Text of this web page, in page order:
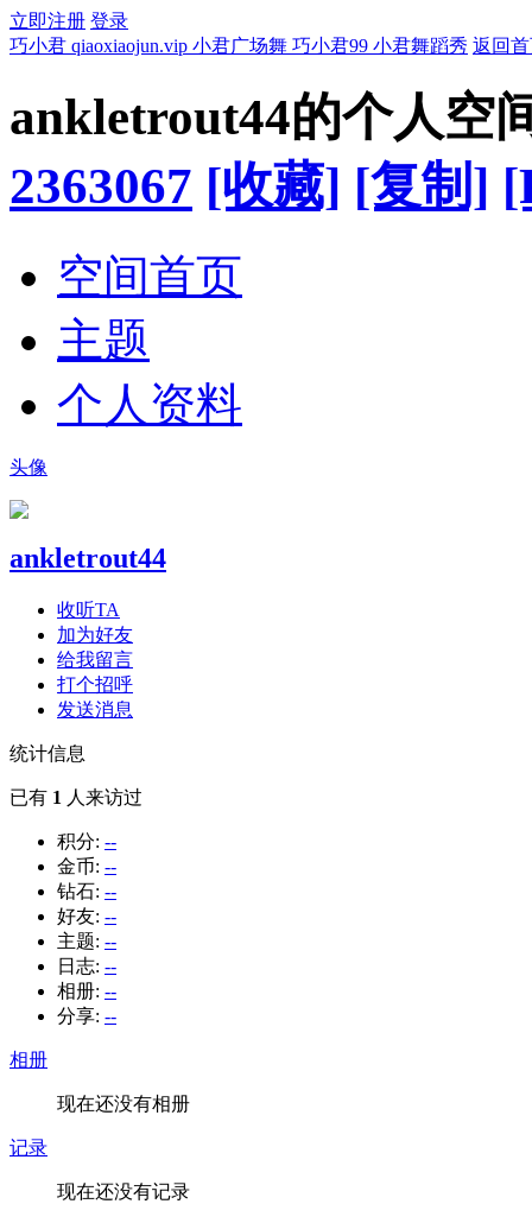
立即注册 登录
巧小君 qiaoxiaojun.vip 小君广场舞 巧小君99 小君舞蹈秀 返回
ankletrout44的个人空
2363067 [收藏] [复制]
空间首页
主题
个人资料
头像
ankletrout44
收听TA
加为好友
给我留言
打个招呼
发送消息
统计信息
已有 1 人来访过
积分: --
金币: --
钻石: --
好友: --
主题: --
日志: --
相册: --
分享: --
相册
现在还没有相册
记录
现在还没有记录